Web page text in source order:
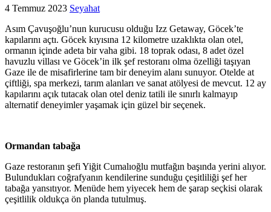
4 Temmuz 2023 Seyahat
Asım Çavuşoğlu’nun kurucusu olduğu Izz Getaway, Göcek’te
kapılarını açtı. Göcek kıyısına 12 kilometre uzaklıkta olan otel,
ormanın içinde adeta bir vaha gibi. 18 toprak odası, 8 adet özel
havuzlu villası ve Göcek’in ilk şef restoranı olma özelliği taşıyan
Gaze ile de misafirlerine tam bir deneyim alanı sunuyor. Otelde at
çiftliği, spa merkezi, tarım alanları ve sanat atölyesi de mevcut. 12 ay
kapılarını açık tutacak olan otel deniz tatili ile sınırlı kalmayıp
alternatif deneyimler yaşamak için güzel bir seçenek.
Ormandan tabağa
Gaze restoranın şefi Yiğit Cumalıoğlu mutfağın başında yerini alıyor.
Bulundukları coğrafyanın kendilerine sunduğu çeşitliliği şef her
tabağa yansıtıyor. Menüde hem yiyecek hem de şarap seçkisi olarak
çeşitlilik oldukça ön planda tutulmuş.